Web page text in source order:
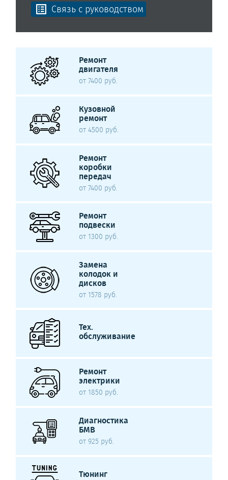
Связь с руководством
Ремонт
двигателя
от 7400 руб.
Кузовной
ремонт
от 4500 руб.
Ремонт
коробки
передач
от 7400 руб.
Ремонт
подвески
от 1300 руб.
Замена
колодок и
дисков
от 1578 руб.
Тех.
обслуживание
Ремонт
электрики
от 1850 руб.
Диагностика
БМВ
от 925 руб.
Тюнинг